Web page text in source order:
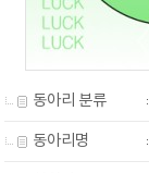
동아리 분류
동아리명